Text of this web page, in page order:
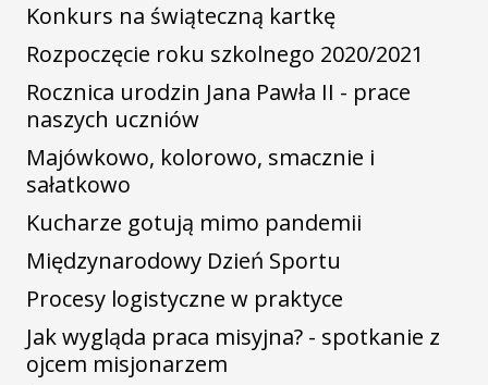
Konkurs na świąteczną kartkę
Rozpoczęcie roku szkolnego 2020/2021
Rocznica urodzin Jana Pawła II - prace
naszych uczniów
Majówkowo, kolorowo, smacznie i
sałatkowo
Kucharze gotują mimo pandemii
Międzynarodowy Dzień Sportu
Procesy logistyczne w praktyce
Jak wygląda praca misyjna? - spotkanie z
ojcem misjonarzem